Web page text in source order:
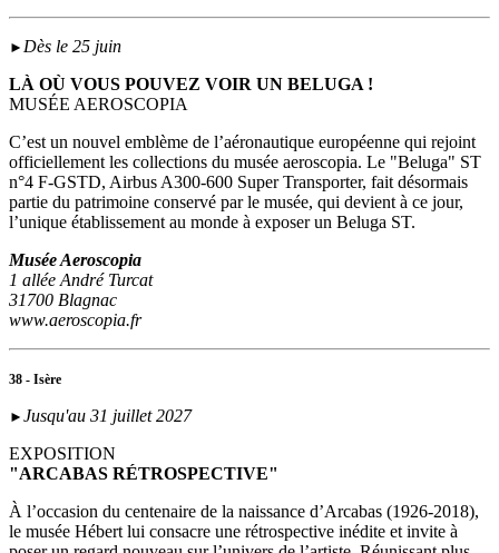
► Dès le 25 juin
LÀ OÙ VOUS POUVEZ VOIR UN BELUGA !
MUSÉE AEROSCOPIA
C’est un nouvel emblème de l’aéronautique européenne qui rejoint
officiellement les collections du musée aeroscopia. Le "Beluga" ST
n°4 F-GSTD, Airbus A300-600 Super Transporter, fait désormais
partie du patrimoine conservé par le musée, qui devient à ce jour,
l’unique établissement au monde à exposer un Beluga ST.
Musée Aeroscopia
1 allée André Turcat
31700 Blagnac
www.aeroscopia.fr
38 - Isère
► Jusqu'au 31 juillet 2027
EXPOSITION
"ARCABAS RÉTROSPECTIVE"
À l’occasion du centenaire de la naissance d’Arcabas (1926-2018),
le musée Hébert lui consacre une rétrospective inédite et invite à